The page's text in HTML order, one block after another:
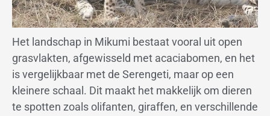
Het landschap in Mikumi bestaat vooral uit open
grasvlakten, afgewisseld met acaciabomen, en het
is vergelijkbaar met de Serengeti, maar op een
kleinere schaal. Dit maakt het makkelijk om dieren
te spotten zoals olifanten, giraffen, en verschillende